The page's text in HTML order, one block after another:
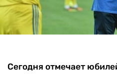
Сегодня отмечает